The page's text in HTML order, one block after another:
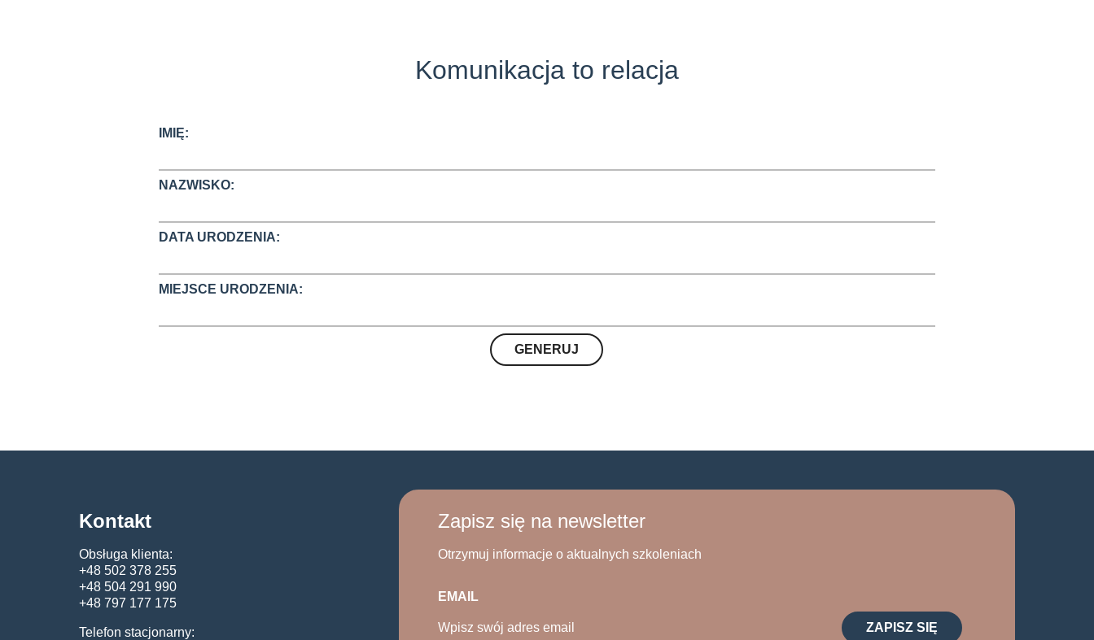
Komunikacja to relacja
IMIĘ:
NAZWISKO:
DATA URODZENIA:
MIEJSCE URODZENIA:
Kontakt
Obsługa klienta:
+48 502 378 255
+48 504 291 990
+48 797 177 175
Telefon stacjonarny:
Zapisz się na newsletter
Otrzymuj informacje o aktualnych szkoleniach
EMAIL